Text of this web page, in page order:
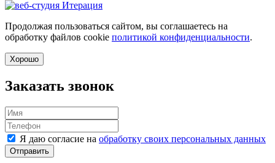
Продолжая пользоваться сайтом, вы соглашаетесь на
обработку файлов cookie политикой конфиденциальности.
Хорошо
Заказать звонок
Я даю согласие на обработку своих персональных данных
Отправить